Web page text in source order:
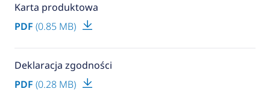
Karta produktowa
PDF (0.85 MB)
Deklaracja zgodności
PDF (0.28 MB)